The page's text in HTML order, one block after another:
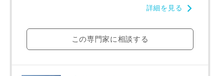
写真を拡大する
詳細を見る
この専門家に相談する